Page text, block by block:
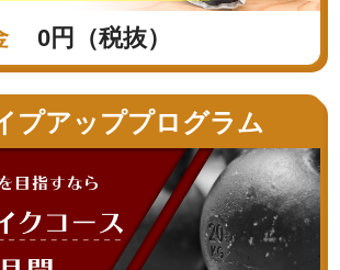
0円（税抜）
プアッププログラム